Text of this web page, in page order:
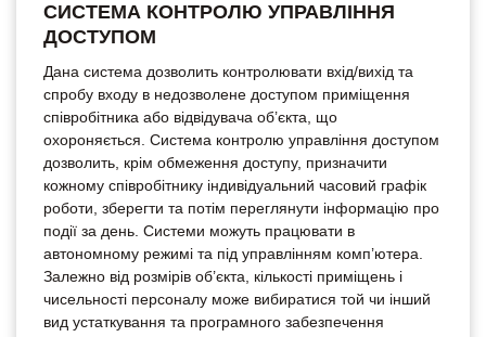
СИСТЕМА КОНТРОЛЮ УПРАВЛІННЯ
ДОСТУПОМ
Дана система дозволить контролювати вхід/вихід та
спробу входу в недозволене доступом приміщення
співробітника або відвідувача об’єкта, що
охороняється. Система контролю управління доступом
дозволить, крім обмеження доступу, призначити
кожному співробітнику індивідуальний часовий графік
роботи, зберегти та потім переглянути інформацію про
події за день. Системи можуть працювати в
автономному режимі та під управлінням комп’ютера.
Залежно від розмірів об’єкта, кількості приміщень і
чисельності персоналу може вибиратися той чи інший
вид устаткування та програмного забезпечення